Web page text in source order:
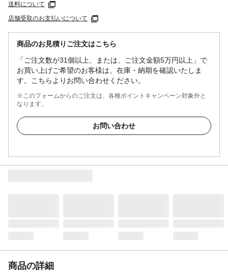
送料について
店舗受取のお支払いについて
商品のお見積りご注文はこちら
「ご注文数が31個以上、または、ご注文金額5万円以上」で
お買い上げご希望のお客様は、在庫・納期を確認いたしま
す。こちらよりお問い合わせください。
※このフォームからのご注文は、各種ポイントキャンペーン対象外と
なります。
お問い合わせ
商品の詳細